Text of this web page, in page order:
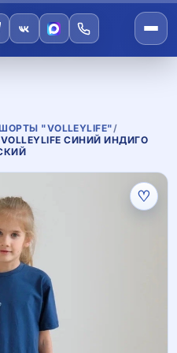
"VOLLEYLIFE"/
СИНИЙ ИНДИГО
♡